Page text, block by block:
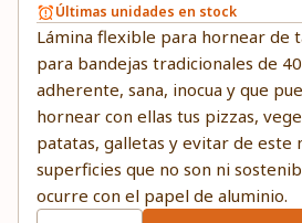
Últimas unidades en stock
Lámina flexible para hornear de
para bandejas tradicionales de
adherente, sana, inocua y que
hornear con ellas tus pizzas,
patatas, galletas y evitar de este
superficies que no son ni
ocurre con el papel de aluminio.